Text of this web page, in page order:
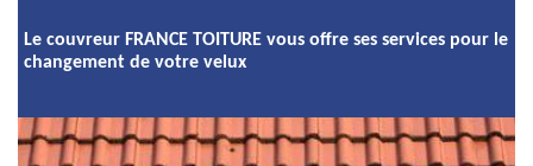
Le couvreur FRANCE TOITURE vous offre ses services pour le
changement de votre velux